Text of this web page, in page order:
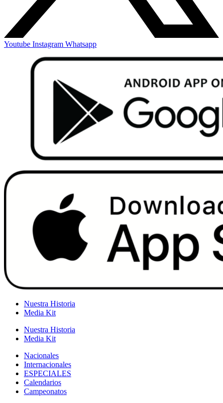
Youtube Instagram Whatsapp
Nuestra Historia
Media Kit
Nuestra Historia
Media Kit
Nacionales
Internacionales
ESPECIALES
Calendarios
Campeonatos